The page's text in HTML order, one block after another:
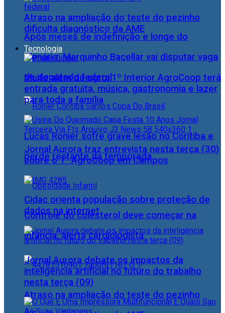
Após meses de indefinição e longe do
plenário, Marquinho Bacellar vai disputar vaga
de deputado federal
Lucas Ronier sofre grave lesão no Coritiba e
perde restante da temporada
Controle do colesterol deve começar na
infância, alerta cardiologista
Atraso na ampliação do teste do pezinho
Atraso na ampliação do teste do pezinho
dificulta diagnóstico da AME
Tecnologia
Muito além do agro: 1º Interior AgroCoop terá
entrada gratuita, música, gastronomia e lazer
para toda a família
Jornal Aurora traz entrevista nesta terça (30)
sobre o 1° AgroCoop em Campos
Cidac orienta população sobre proteção de
dados na internet
Jornal Aurora debate os impactos da
inteligência artificial no futuro do trabalho
nesta terça (09)